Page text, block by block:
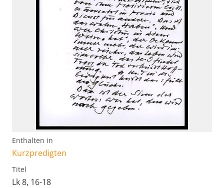
Enthalten in
Kurzpredigten
Titel
Lk 8, 16-18